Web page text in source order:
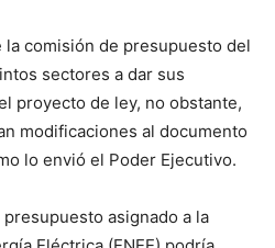
comisión de presupuesto del
sectores a dar sus
proyecto de ley, no obstante,
modificaciones al documento
lo envió el Poder Ejecutivo.
asignado a la